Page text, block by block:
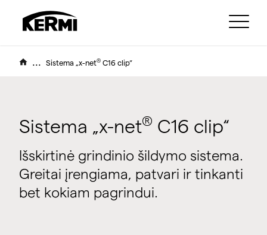
... Sistema „x-net® C16 clip“
Sistema „x-net® C16 clip“
Išskirtinė grindinio šildymo sistema.
Greitai įrengiama, patvari ir tinkanti
bet kokiam pagrindui.